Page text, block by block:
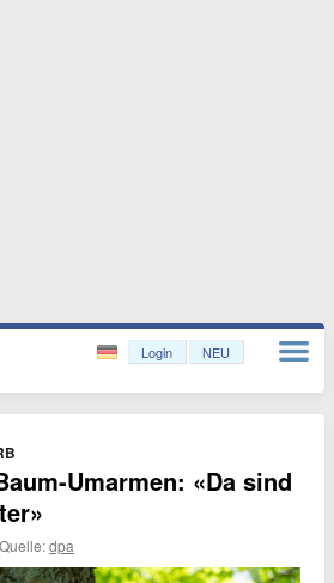
Login NEU
Umarmen: «Da sind
Quelle:dpa